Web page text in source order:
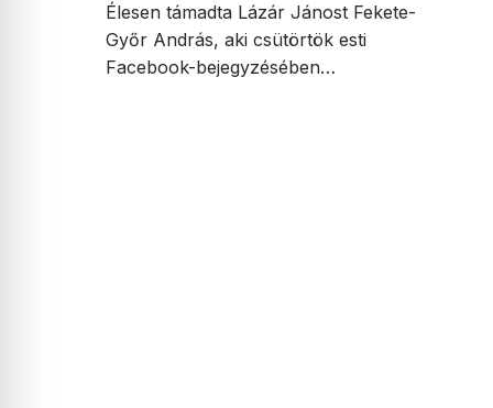
Élesen támadta Lázár Jánost Fekete-
Győr András, aki csütörtök esti
Facebook-bejegyzésében…